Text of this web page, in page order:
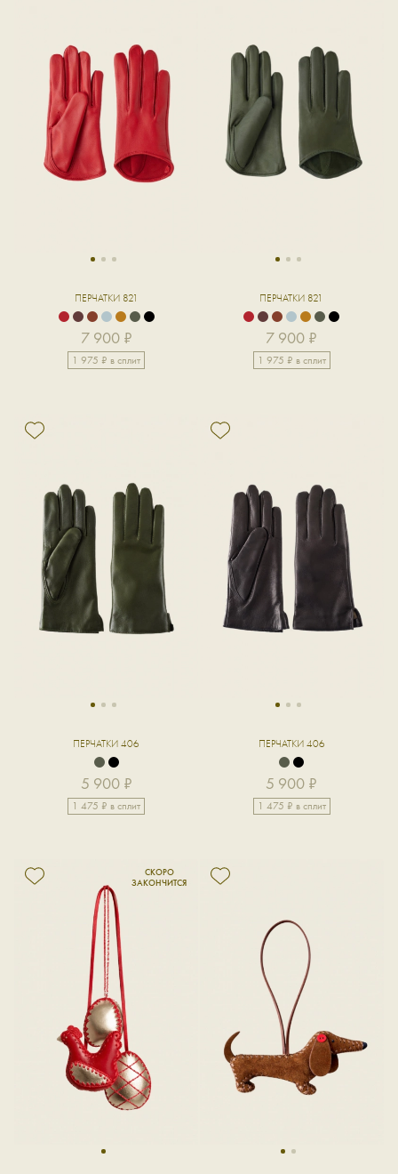
1 2 3
ПЕРЧАТКИ 821
7 900 ₽
1 975 ₽ в сплит
1 2 3
ПЕРЧАТКИ 821
7 900 ₽
1 975 ₽ в сплит
1 2 3
ПЕРЧАТКИ 406
5 900 ₽
1 475 ₽ в сплит
1 2 3
ПЕРЧАТКИ 406
5 900 ₽
1 475 ₽ в сплит
1 1 2